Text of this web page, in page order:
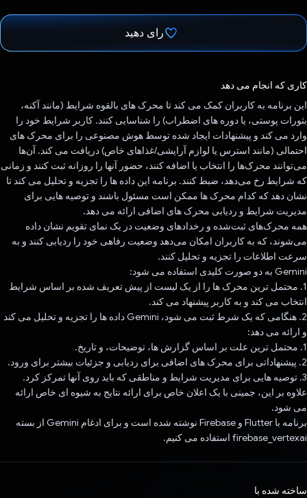
رای دهید
کاری که انجام می دهد
این برنامه به کاربران کمک می کند تا محرک های بالقوه شرایط (مانند آکنه،
بثورات پوستی، یا دوره های اضطراب) را شناسایی کنند. کاربر شرایط خود را
وارد می کند و پیشنهادات ایجاد شده توسط هوش مصنوعی را برای محرک های
احتمالی (مانند استرس یا لوازم آرایشی/غذاهای خاص) دریافت می کند. آن‌ها
می‌توانند محرک‌ها را انتخاب یا اضافه کنند، حضور آنها را روزانه ثبت کنند و زمانی
که شرایط رخ می‌دهد، ضبط کنند. برنامه این داده ها را تجزیه و تحلیل می کند تا
نشان دهد که کدام محرک ها ممکن است مسئول باشند و توصیه هایی برای
مدیریت شرایط و ردیابی محرک های اضافی ارائه می دهد.
همه محرک‌های ثبت‌شده و رخدادهای وضعیت در یک نمای تقویم نشان داده
می‌شوند، که به کاربران امکان می‌دهد وضعیت رفاهی خود را ردیابی کنند و به
سرعت اطلاعات را تجزیه و تحلیل کنند.
Gemini به دو صورت کلیدی استفاده می شود:
1. محتمل ترین محرک ها را از یک لیست از پیش تعریف شده بر اساس شرایط
انتخاب می کند و به کاربر پیشنهاد می کند.
2. هنگامی که یک شرط ثبت می شود، Gemini داده ها را تجزیه و تحلیل می کند
و ارائه می دهد:
1. محتمل ترین علت بر اساس گزارش ها، توضیحات، و تاریخ.
2. پیشنهاداتی برای محرک های اضافی برای ردیابی و جزئیات بیشتر برای ورود.
3. توصیه هایی برای مدیریت شرایط و مناطقی که باید روی آنها تمرکز کرد.
علاوه بر این، جمینی با یک اعلان خاص برای ارائه نتایج به شیوه ای خاص ارائه
می شود.
برنامه با Flutter و Firebase نوشته شده است و برای ادغام Gemini از بسته
firebase_vertexai استفاده می کنیم.
ساخته شده با